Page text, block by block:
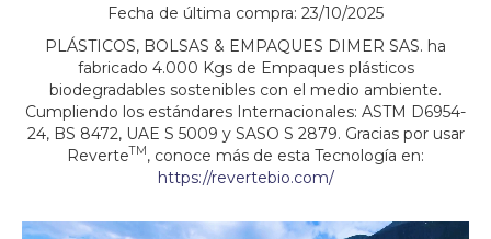
Fecha de última compra: 23/10/2025
PLÁSTICOS, BOLSAS & EMPAQUES DIMER SAS. ha
fabricado 4.000 Kgs de Empaques plásticos
biodegradables sostenibles con el medio ambiente.
Cumpliendo los estándares Internacionales: ASTM D6954-
24, BS 8472, UAE S 5009 y SASO S 2879. Gracias por usar
ReverteTM , conoce más de esta Tecnología en:
https://revertebio.com/